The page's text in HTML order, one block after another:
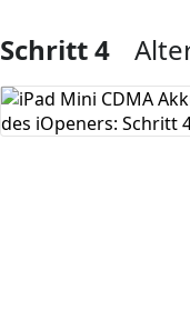
Kommentar
Schritt 4